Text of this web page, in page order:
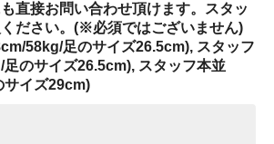
直接お問い合わせ頂けます。スタッ
ださい。(※必須ではございません)
58kg/足のサイズ26.5cm), スタッフ
のサイズ26.5cm), スタッフ本並
イズ29cm)